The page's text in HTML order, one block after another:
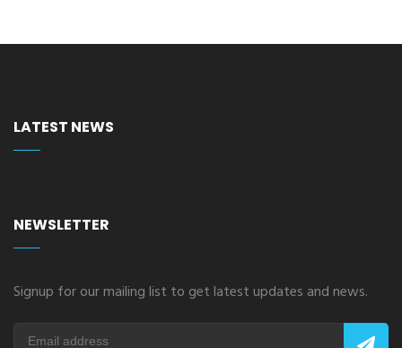
LATEST NEWS
NEWSLETTER
Signup for our mailing list to get latest updates and news.